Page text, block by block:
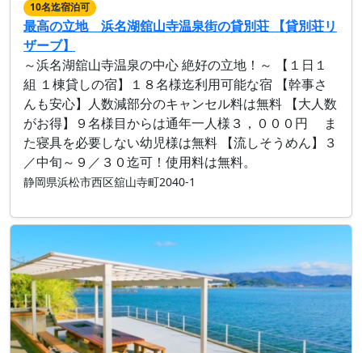
10名迄宿泊可
最高の立地 浜名湖舘山寺温泉街の貸別荘 【貸別荘リ
ザーブ】
～浜名湖舘山寺温泉の中心 絶好の立地！～ 【１日１
組 １棟貸しの宿】１８名様迄利用可能な宿 【幹事さ
んも安心】人数減部分のキャンセル料は無料 【大人数
がお得】９名様目からは通年一人様３，０００円 ま
た寝具を必要しない幼児様は無料 【流しそうめん】３
／中旬～９／３０迄可！使用料は無料。
静岡県浜松市西区舘山寺町2040-1